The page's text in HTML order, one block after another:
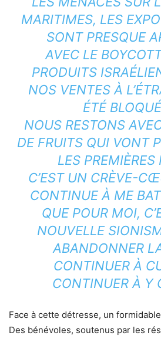
MARITIMES, LES
SONT PRESQUE
AVEC LE
PRODUITS
NOS VENTES À
ÉTÉ
NOUS RESTONS
DE FRUITS QUI VONT
LES PREMIÈRES
C’EST UN CRÈVE-
CONTINUE À ME
QUE POUR MOI,
NOUVELLE
ABANDONNER
CONTINUER À
CONTINUER À Y
Face à cette détresse, un formidable
Des bénévoles, soutenus par les